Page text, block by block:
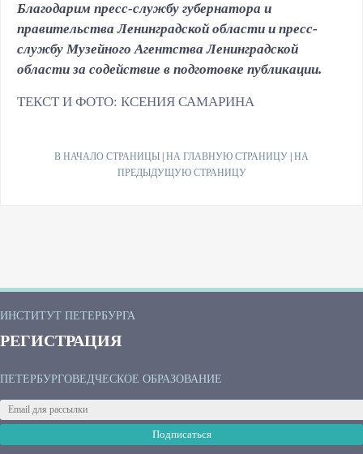
Благодарим пресс-службу губернатора и
правительства Ленинградской области и пресс-
службу Музейного Агентства Ленинградской
области за содействие в подготовке публикации.
ТЕКСТ И ФОТО: КСЕНИЯ САМАРИНА
В НАЧАЛО СТРАНИЦЫ НА ГЛАВНУЮ СТРАНИЦУ НА
ПРЕДЫДУЩУЮ СТРАНИЦУ
ИНСТИТУТ ПЕТЕРБУРГА
РЕГИСТРАЦИЯ
ПЕТЕРБУРГОВЕДЧЕСКОЕ ОБРАЗОВАНИЕ
Подписаться